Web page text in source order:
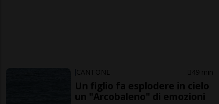
CANTONE 49 min
Un figlio fa esplodere in cielo
un "Arcobaleno" di emozioni